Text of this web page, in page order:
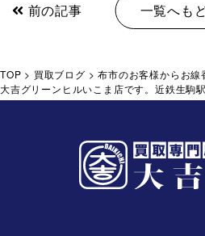
前の記事 一覧へも
TOP > 買取ブログ >布市のお客様からお線
大吉グリーンヒルいこま店です。近鉄生駒